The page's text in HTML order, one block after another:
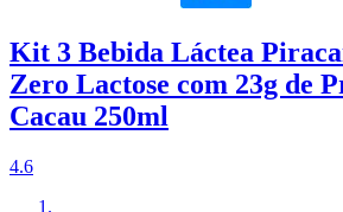
Kit 3 Bebida Láctea
Zero Lactose com 23g de
Cacau 250ml
4.6